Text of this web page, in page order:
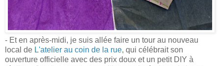
- Et en après-midi, je suis allée faire un tour au nouveau
local de L'atelier au coin de la rue, qui célébrait son
ouverture officielle avec des prix doux et un petit DIY à